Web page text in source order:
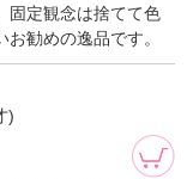
固定観念は捨てて色
勧めの逸品です。
)